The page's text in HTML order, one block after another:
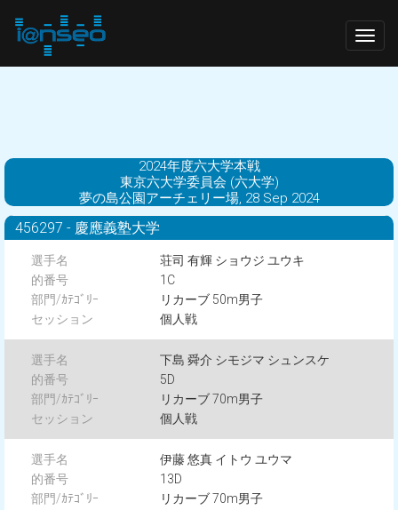
2024年度六大学本戦
東京六大学委員会 (六大学)
夢の島公園アーチェリー場, 28 Sep 2024
456297 - 慶應義塾大学
荘司 有輝 ショウジ ユウキ
1C
リカーブ 50m男子
個人戦
下島 舜介 シモジマ シュンスケ
5D
リカーブ 70m男子
個人戦
伊藤 悠真 イトウ ユウマ
13D
リカーブ 70m男子